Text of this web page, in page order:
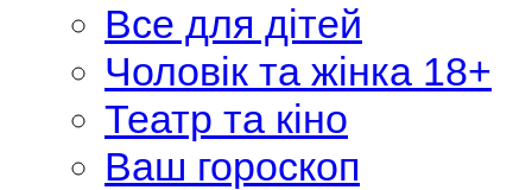
Все для дітей
Чоловік та жінка 18+
Театр та кіно
Ваш гороскоп